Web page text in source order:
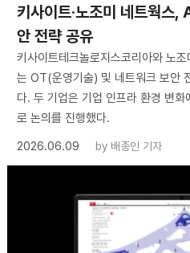
키사이트·노조미 네트웍스,
안 전략 공유
키사이트테크놀로지스코리아와 노
는 OT(운영기술) 및 네트워크 보안
다. 두 기업은 기업 인프라 환경 변
로 논의를 진행했다.
2026.06.09
by 배종인 기자